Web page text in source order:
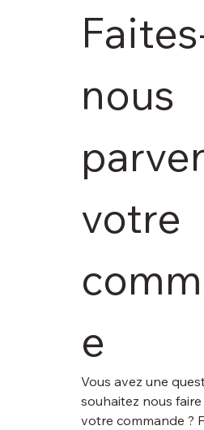
nous
votre
e
Vous avez une
souhaitez nous
votre commande ?